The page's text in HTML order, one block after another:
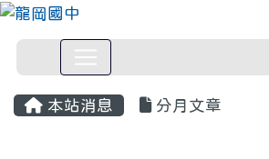
本站消息 分月文章